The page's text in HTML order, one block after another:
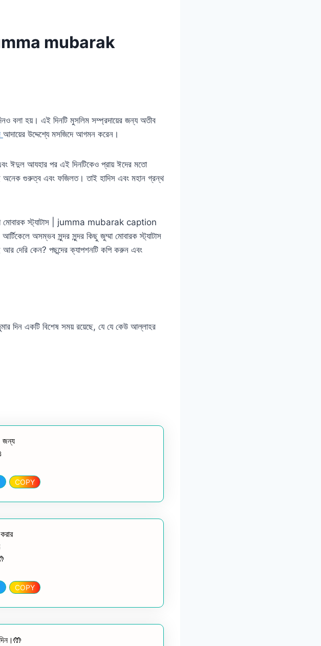
| jumma mubarak
আদায়ের উদ্দেশ্যে মসজিদে আগমন করেন।
ঈদুল আযহার পর এই দিনটিকেও প্রায় ঈদের মতো
অনেক গুরুত্ব এবং ফজিলত। তাই হাদিস এবং মহান গ্রন্থ
মোবারক স্ট্যাটাস | jumma mubarak caption
অসম্ভব সুন্দর সুন্দর কিছু জুম্মা মোবারক স্ট্যাটাস
আর দেরি কেন? পছন্দের ক্যাপশনটি কপি করুন এবং
জন্য
COPY
COPY